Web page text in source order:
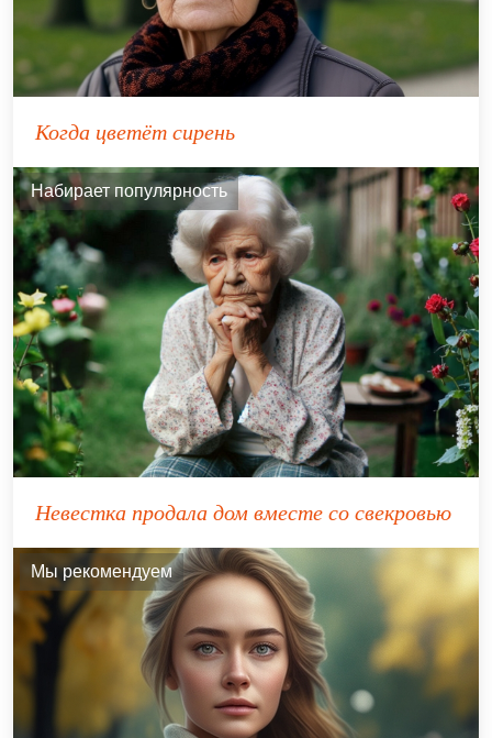
Когда цветёт сирень
Набирает популярность
Невестка продала дом вместе со свекровью
Мы рекомендуем